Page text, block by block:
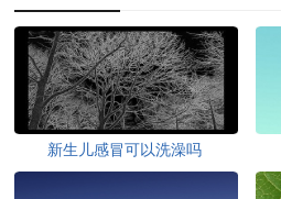
新生儿感冒可以洗澡吗